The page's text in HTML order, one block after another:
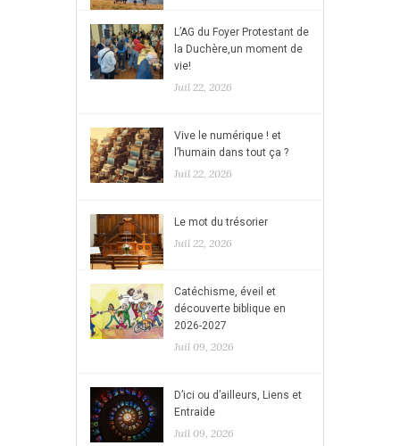
L’AG du Foyer Protestant de
la Duchère,un moment de
vie!
Juil 22, 2026
Vive le numérique ! et
l’humain dans tout ça ?
Juil 22, 2026
Le mot du trésorier
Juil 22, 2026
Catéchisme, éveil et
découverte biblique en
2026-2027
Juil 09, 2026
D’ici ou d’ailleurs, Liens et
Entraide
Juil 09, 2026